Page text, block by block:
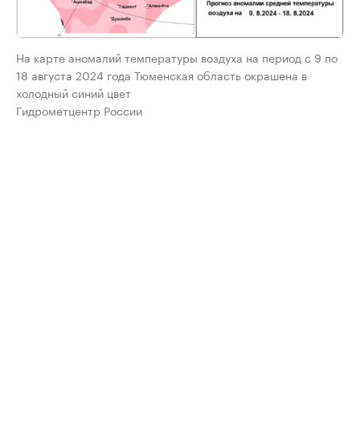
На карте аномалий температуры воздуха на период с 9 по
18 августа 2024 года Тюменская область окрашена в
холодный синий цвет
Гидрометцентр России